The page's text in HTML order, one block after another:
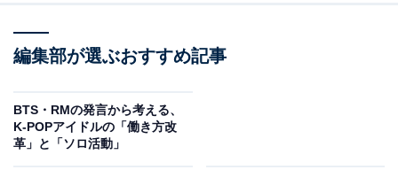
編集部が選ぶおすすめ記事
BTS・RMの発言から考える、
K-POPアイドルの「働き方改
革」と「ソロ活動」